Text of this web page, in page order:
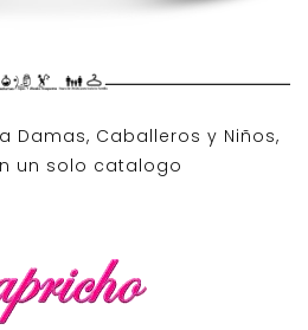
Damas, Caballeros y Niños,
un solo catalogo